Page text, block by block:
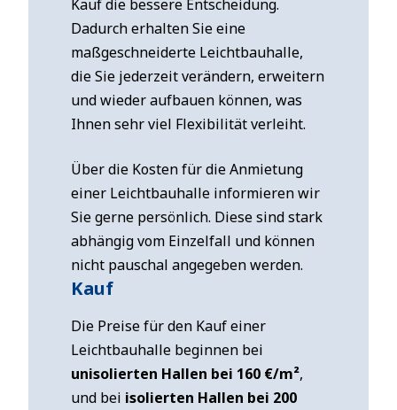
Kauf die bessere Entscheidung.
Dadurch erhalten Sie eine
maßgeschneiderte Leichtbauhalle,
die Sie jederzeit verändern, erweitern
und wieder aufbauen können, was
Ihnen sehr viel Flexibilität verleiht.
Über die Kosten für die Anmietung
einer Leichtbauhalle informieren wir
Sie gerne persönlich. Diese sind stark
abhängig vom Einzelfall und können
nicht pauschal angegeben werden.
Kauf
Die Preise für den Kauf einer
Leichtbauhalle beginnen bei
unisolierten Hallen bei 160 €/m²,
und bei isolierten Hallen bei 200